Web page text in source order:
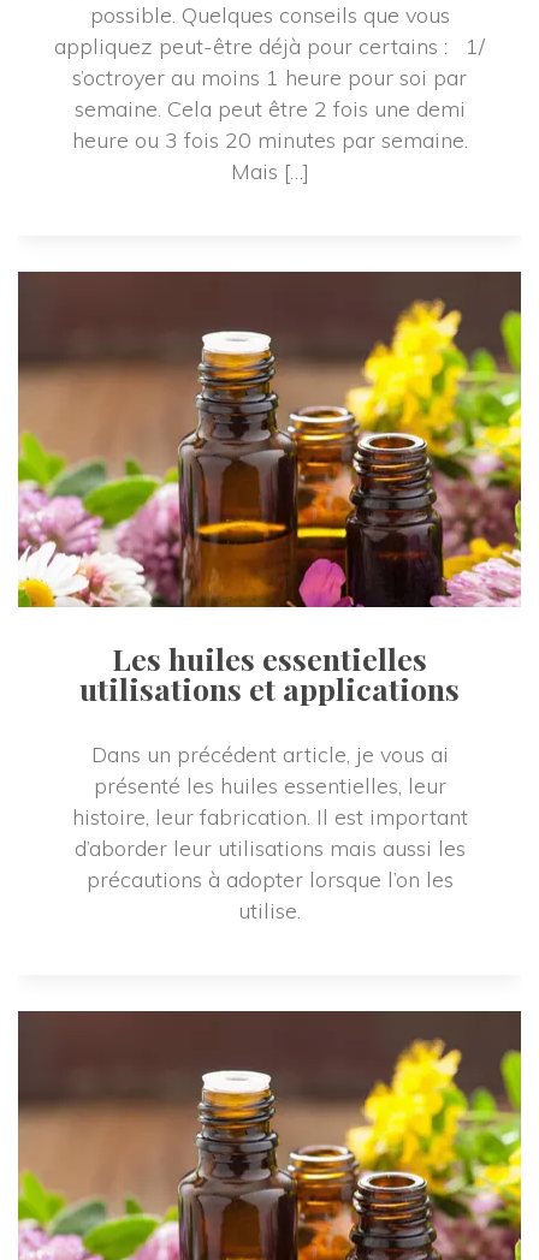
possible. Quelques conseils que vous
appliquez peut-être déjà pour certains : 1/
’octroyer au moins 1 heure pour soi par
emaine. Cela peut être 2 fois une demi
heure ou 3 fois 20 minutes par semaine.
Mais […]
Les huiles essentielles
utilisations et application
Dans un précédent article, je vous ai
présenté les huiles essentielles, leur
histoire, leur fabrication. Il est important
d’aborder leur utilisations mais aussi les
précautions à adopter lorsque l’on les
utilise.